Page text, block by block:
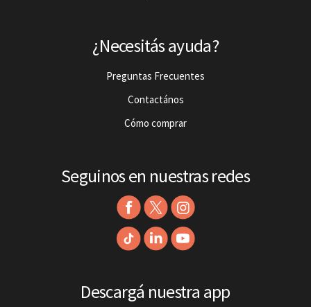
¿Necesitás ayuda?
Preguntas Frecuentes
Contactános
Cómo comprar
Seguinos en nuestras redes
Descargá nuestra app